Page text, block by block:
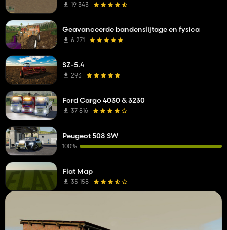
19 343
Geavanceerde bandenslijtage en fysica
6 271
SZ-5.4
293
Ford Cargo 4030 & 3230
37 816
Peugeot 508 SW
100%
Flat Map
35 158